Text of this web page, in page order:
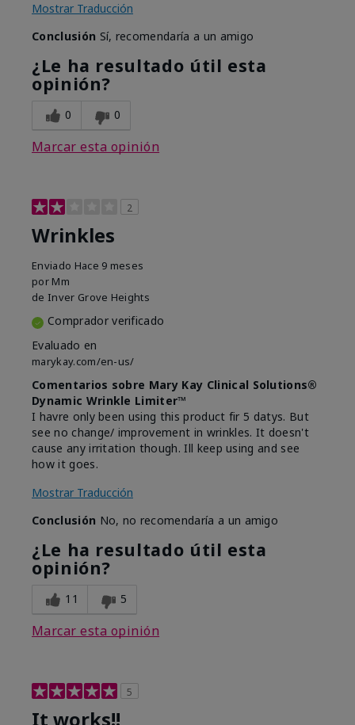
Mostrar Traducción
Conclusión Sí, recomendaría a un amigo
¿Le ha resultado útil esta
opinión?
0 0
Marcar esta opinión
2
Wrinkles
Enviado Hace 9 meses
por Mm
de Inver Grove Heights
Comprador verificado
Evaluado en
marykay.com/en-us/
Comentarios sobre Mary Kay Clinical Solutions®
Dynamic Wrinkle Limiter™
I havre only been using this product fir 5 datys. But
see no change/ improvement in wrinkles. It doesn't
cause any irritation though. Ill keep using and see
how it goes.
Mostrar Traducción
Conclusión No, no recomendaría a un amigo
¿Le ha resultado útil esta
opinión?
11 5
Marcar esta opinión
5
It works!!